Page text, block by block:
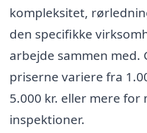
kompleksitet,
den specifikke
arbejde sammen med.
priserne variere fra
5.000 kr. eller mere
inspektioner.